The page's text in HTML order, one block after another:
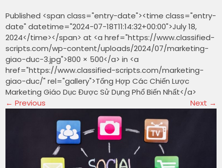
Published <span class="entry-date"><time class="entry-
date" datetime="2024-07-18T11:14:32+00:00">July 18,
2024</time></span> at <a href="https://www.classified-
scripts.com/wp-content/uploads/2024/07/marketing-
giao-duc-3.jpg">800 × 500</a> in <a
href="https://www.classified-scripts.com/marketing-
giao-duc/" rel="gallery">Tổng Hợp Các Chiến Lược
Marketing Giáo Dục Được Sử Dụng Phổ Biến Nhất</a>
← Previous Next →